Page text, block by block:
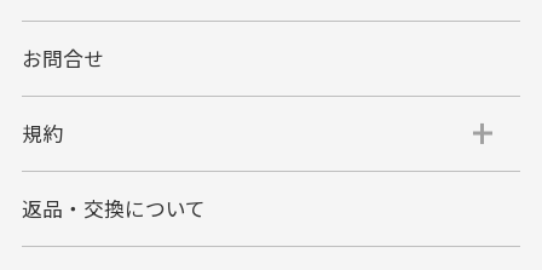
代金引換
代引手数料一律400円
す。
代金引換でのお支払い方法は現金のみとなりま
お問合せ
規約
返品・交換について